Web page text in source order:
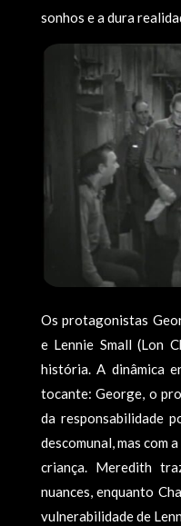
sonhos e a dura
Os protagonistas
e Lennie Small (Lon
história. A dinâmica
tocante: George, o
da responsabilidade
descomunal, mas com
criança. Meredith
nuances, enquanto
vulnerabilidade de